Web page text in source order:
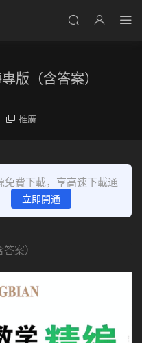
版（含答案）
推廣
免費下載，享高速下載通
立即開通
案）